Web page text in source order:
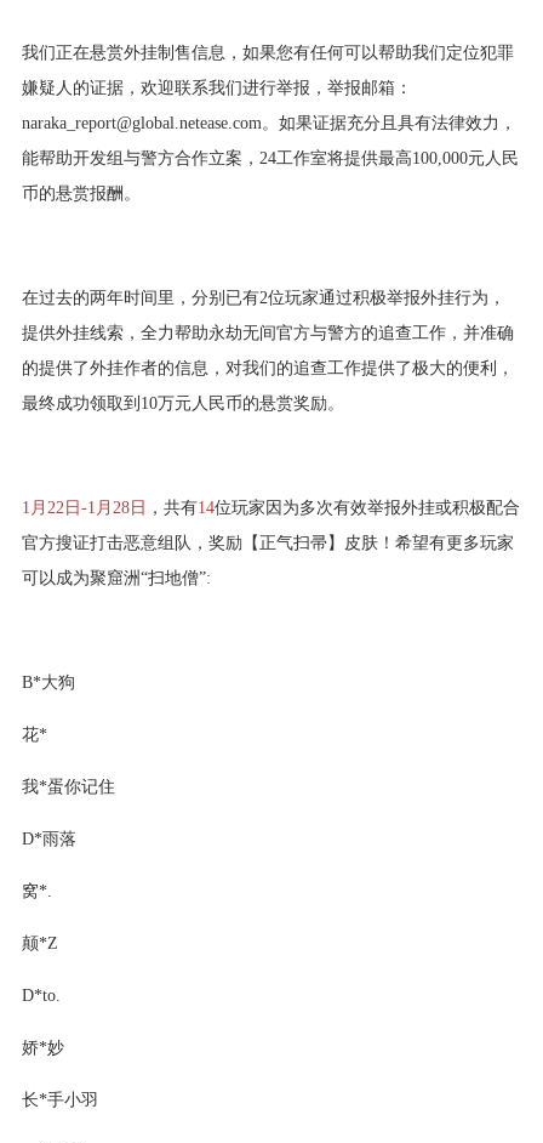
我们正在悬赏外挂制售信息，如果您有任何可以帮助我们定位犯罪
嫌疑人的证据，欢迎联系我们进行举报，举报邮箱：
naraka_report@global.netease.com。如果证据充分且具有法律效力，
能帮助开发组与警方合作立案，24工作室将提供最高100,000元人民
币的悬赏报酬。
在过去的两年时间里，分别已有2位玩家通过积极举报外挂行为，
提供外挂线索，全力帮助永劫无间官方与警方的追查工作，并准确
的提供了外挂作者的信息，对我们的追查工作提供了极大的便利，
最终成功领取到10万元人民币的悬赏奖励。
1月22日-1月28日 ，共有14位玩家因为多次有效举报外挂或积极配合
官方搜证打击恶意组队，奖励【正气扫帚】皮肤！希望有更多玩家
可以成为聚窟洲“扫地僧”:
B*大狗
花*
我*蛋你记住
D*雨落
窝*.
颠*Z
D*to.
娇*妙
长*手小羽